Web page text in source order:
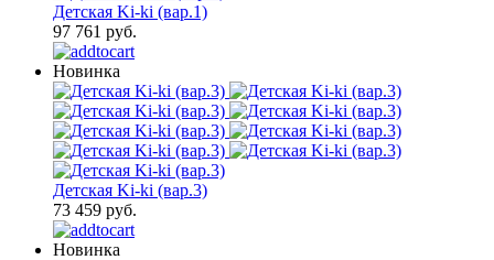
Детская Ki-ki (вар.1)
97 761 руб.
Новинка
Детская Ki-ki (вар.3)
73 459 руб.
Новинка